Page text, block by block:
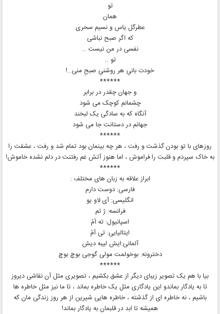
تو
همان
عطرگل یاس و نسیم سحری
که‌ اگر صبح نباشی
نفسی در من نیست …
تو ..
خودت بانیِ هر روشنیِ صبحِ منی…!
******
و جهان چقدر در برابر
چشمانم كوچک می‌ شود
آنگاه كه به سادگى يک لبخند
جهانم در دستانت جا می‌ شود
******
روزهای با تو بودن گذشت و رفت ، هر چه بینمان بود تمام شد و رفت ، عشقت را
به خاک سپردم و قلبت را فراموش ، اما هنوز آتش غم رفتنت در دلم نشده خاموش!
******
ابراز علاقه به زبان های مختلف :
فارسی: دوست دارم
انگلیسی: آی لاو یو
فرانسه: ژ تم
اسپانیول: ته آمُ
ایتالیایی: تی آمُ
آلمانی:ایش لیبه دیش
دخترونه: بوخولمت مولی‌ گوجی بوچ بوچ
******
بیا با هم یک تصویر زیبای دیگر از عشق بکشیم ، تصویری مثل آن نقاشی دیروز
تا به یادگار بماندو این یادگاری مثل یک خاطره بماند ، تا ما نیز مثل خاطره ها
باشیم ، نه خاطره ای از گذشته ، خاطره هایی شیرین از هر روز زندگی مان که
همیشه تا ابد در قلبمان به یادگار بماند!